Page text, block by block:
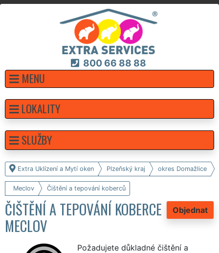
800 66 88 88
MENU
Extra Uklízení a Mytí oken Plzeňský kraj okres Domažlice
Meclov Čištění a tepování koberců
Objednat
ČIŠTĚNÍ A TEPOVÁNÍ KOBERCE
MECLOV
Požadujete důkladné čištění a
LOKALITY
SLUŽBY